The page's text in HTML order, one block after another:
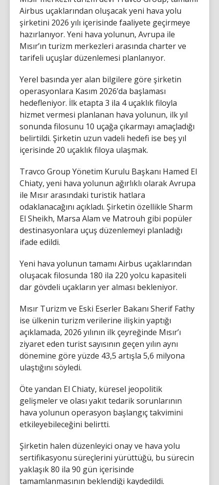
Airbus uçaklarından oluşacak yeni hava yolu
şirketini 2026 yılı içerisinde faaliyete geçirmeye
hazırlanıyor. Yeni hava yolunun, Avrupa ile
Mısır’ın turizm merkezleri arasında charter ve
tarifeli uçuşlar düzenlemesi planlanıyor.
Yerel basında yer alan bilgilere göre şirketin
operasyonlara Kasım 2026’da başlaması
hedefleniyor. İlk etapta 3 ila 4 uçaklık filoyla
hizmet vermesi planlanan hava yolunun, ilk yıl
sonunda filosunu 10 uçağa çıkarmayı amaçladığı
belirtildi. Şirketin uzun vadeli hedefi ise beş yıl
içerisinde 20 uçaklık filoya ulaşmak.
Travco Group Yönetim Kurulu Başkanı Hamed El
Chiaty, yeni hava yolunun ağırlıklı olarak Avrupa
ile Mısır arasındaki turistik hatlara
odaklanacağını açıkladı. Şirketin özellikle Sharm
El Sheikh, Marsa Alam ve Matrouh gibi popüler
destinasyonlara uçuş düzenlemeyi planladığı
ifade edildi.
Yeni hava yolunun tamamı Airbus uçaklarından
oluşacak filosunda 180 ila 220 yolcu kapasiteli
dar gövdeli uçakların yer alması bekleniyor.
Mısır Turizm ve Eski Eserler Bakanı Sherif Fathy
ise ülkenin turizm verilerine ilişkin yaptığı
açıklamada, 2026 yılının ilk çeyreğinde Mısır’ı
ziyaret eden turist sayısının geçen yılın aynı
dönemine göre yüzde 43,5 artışla 5,6 milyona
ulaştığını söyledi.
Öte yandan El Chiaty, küresel jeopolitik
gelişmeler ve olası yakıt tedarik sorunlarının
hava yolunun operasyon başlangıç takvimini
etkileyebileceğini belirtti.
Şirketin halen düzenleyici onay ve hava yolu
sertifikasyonu süreçlerini yürüttüğü, bu sürecin
yaklaşık 80 ila 90 gün içerisinde
tamamlanmasının beklendiği kaydedildi.